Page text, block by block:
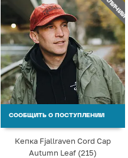
СООБЩИТЬ О ПОСТУПЛЕНИИ
Кепка Fjallraven Cord Cap
Autumn Leaf (215)